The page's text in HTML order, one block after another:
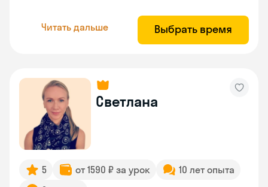
Читать дальше Выбрать время
Светлана
5 от 1590 ₽ за урок
10 лет опыта